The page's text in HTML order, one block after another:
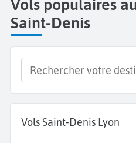
Vols populaires
Saint-Denis
Vols Saint-Denis Lyon